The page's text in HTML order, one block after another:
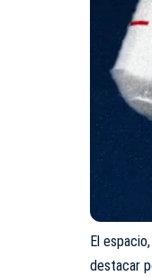
El
destacar